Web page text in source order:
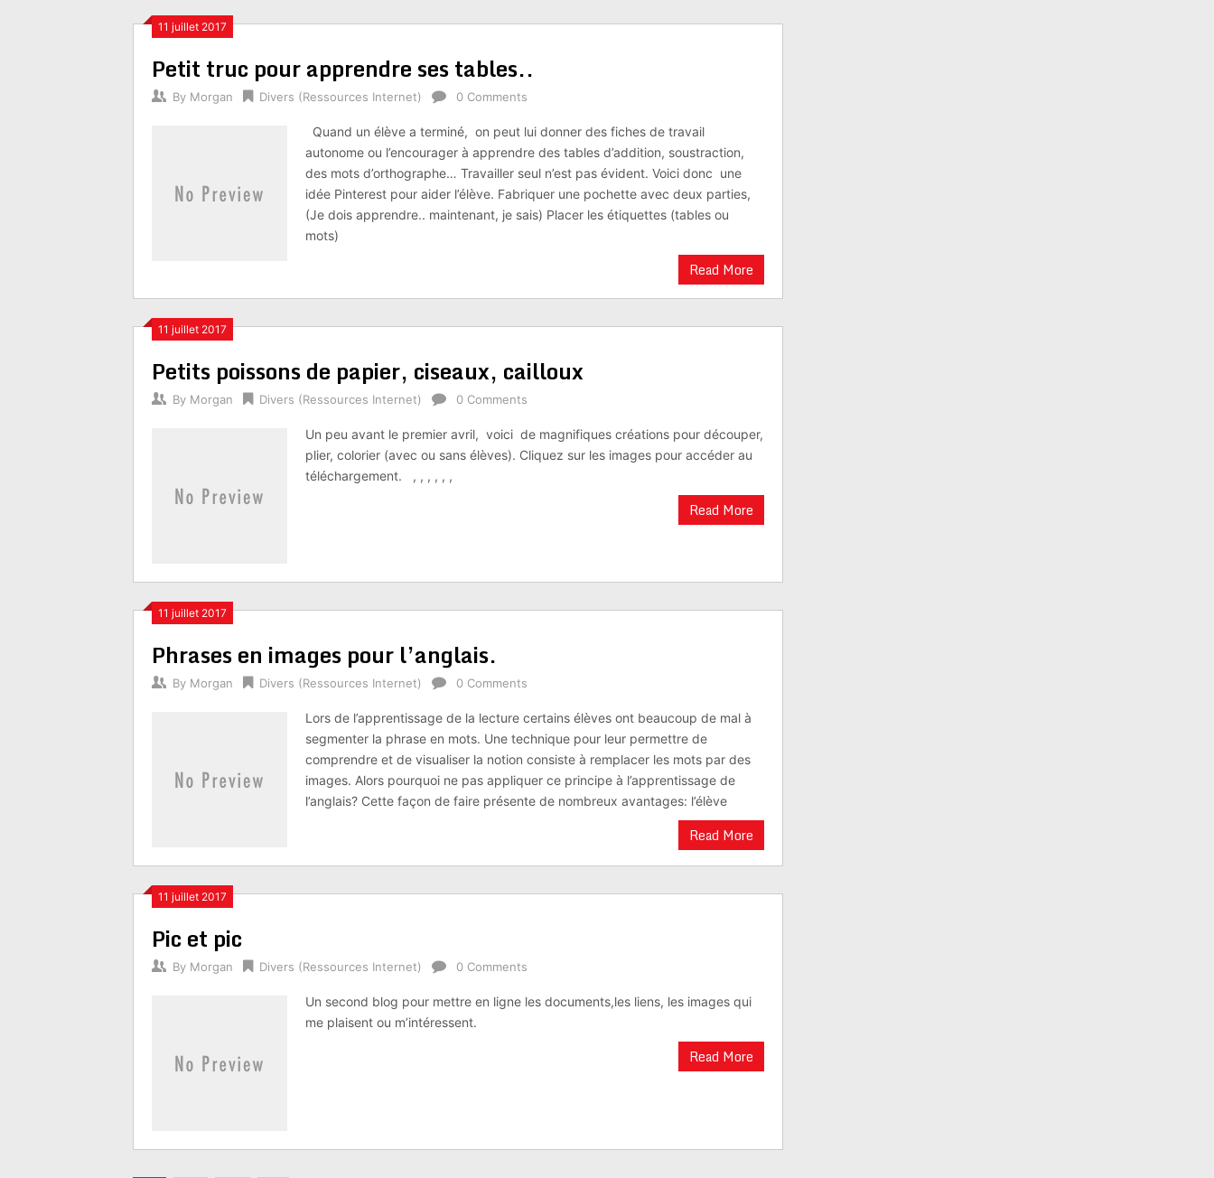
11 juillet 2017
Petit truc pour apprendre ses tables..
By Morgan Divers (Ressources Internet) 0 Comments
Quand un élève a terminé, on peut lui donner des fiches de travail
autonome ou l’encourager à apprendre des tables d’addition, soustraction,
des mots d’orthographe… Travailler seul n’est pas évident. Voici donc une
idée Pinterest pour aider l’élève. Fabriquer une pochette avec deux parties,
(Je dois apprendre.. maintenant, je sais) Placer les étiquettes (tables ou
mots)
Read More
11 juillet 2017
Petits poissons de papier, ciseaux, cailloux
By Morgan Divers (Ressources Internet) 0 Comments
Un peu avant le premier avril, voici de magnifiques créations pour découper,
plier, colorier (avec ou sans élèves). Cliquez sur les images pour accéder au
téléchargement. , , , , , ,
Read More
11 juillet 2017
Phrases en images pour l’anglais.
By Morgan Divers (Ressources Internet) 0 Comments
Lors de l’apprentissage de la lecture certains élèves ont beaucoup de mal à
segmenter la phrase en mots. Une technique pour leur permettre de
comprendre et de visualiser la notion consiste à remplacer les mots par des
images. Alors pourquoi ne pas appliquer ce principe à l’apprentissage de
l’anglais? Cette façon de faire présente de nombreux avantages: l’élève
Read More
11 juillet 2017
Pic et pic
By Morgan Divers (Ressources Internet) 0 Comments
Un second blog pour mettre en ligne les documents,les liens, les images qui
me plaisent ou m’intéressent.
Read More